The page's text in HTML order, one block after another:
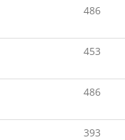
486
453
486
393